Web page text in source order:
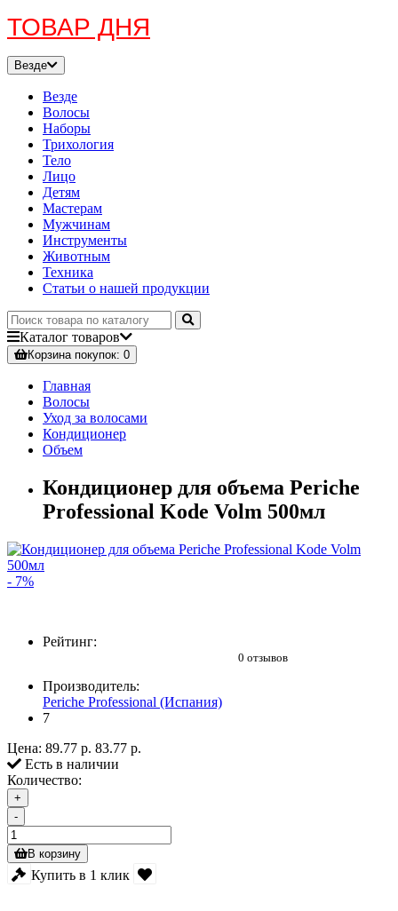
ТОВАР ДНЯ
Везде
Везде
Волосы
Наборы
Трихология
Тело
Лицо
Детям
Мастерам
Мужчинам
Инструменты
Животным
Техника
Статьи о нашей продукции
Каталог товаров
Корзинапокупок: 0
Главная
Волосы
Уход за волосами
Кондиционер
Объем
Кондиционер для объема Periche
Professional Kode Volm 500мл
- 7%
Рейтинг:
0 отзывов
Производитель:
Periche Professional (Испания)
7
Цена: 89.77 р. 83.77 р.
Есть в наличии
Количество:
+
-
В корзину
Купить в 1 клик